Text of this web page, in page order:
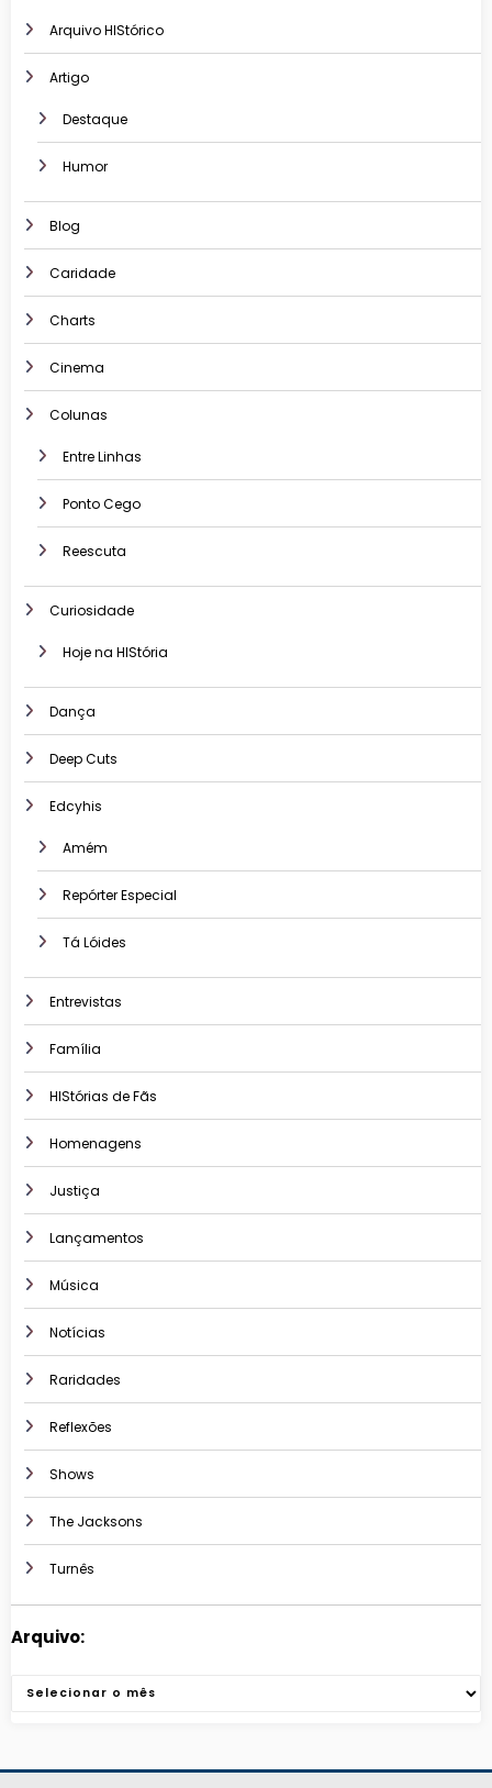
Arquivo HIStórico
Artigo
Destaque
Humor
Blog
Caridade
Charts
Cinema
Colunas
Entre Linhas
Ponto Cego
Reescuta
Curiosidade
Hoje na HIStória
Dança
Deep Cuts
Edcyhis
Amém
Repórter Especial
Tá Lóides
Entrevistas
Família
HIStórias de Fãs
Homenagens
Justiça
Lançamentos
Música
Notícias
Raridades
Reflexões
Shows
The Jacksons
Turnês
Arquivo:
Arquivos